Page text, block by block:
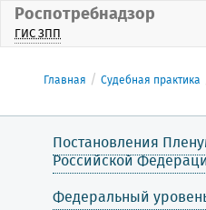
Роспотребнадзор
ГИС ЗПП
Главная Судебная практика
Постановления
Российской
Федеральный